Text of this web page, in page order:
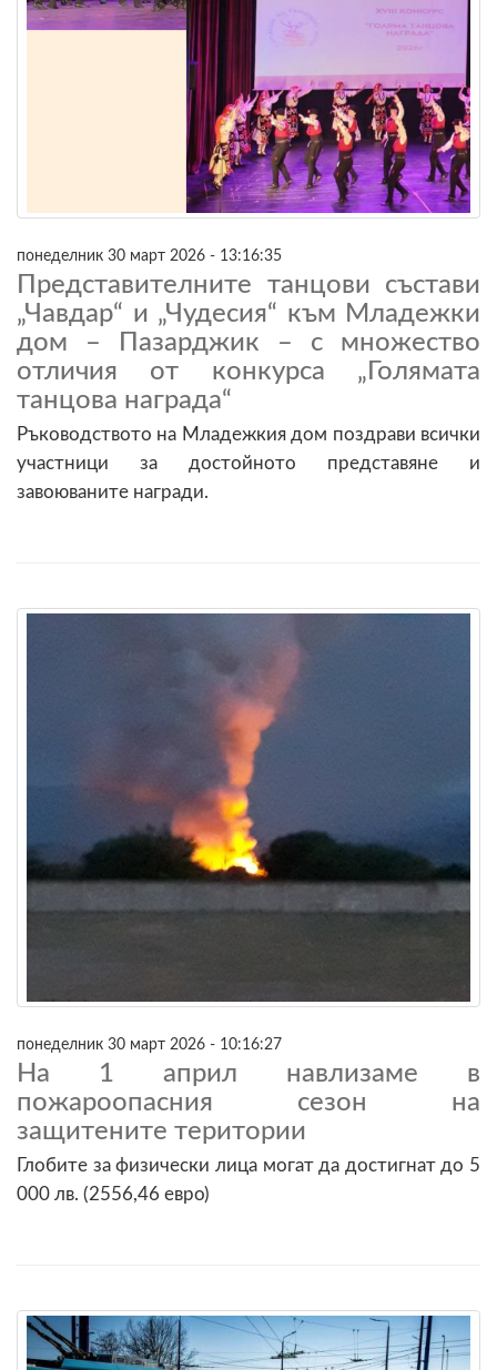
понеделник 30 март 2026 - 13:16:35
Представителните танцови състави
„Чавдар“ и „Чудесия“ към Младежки
дом – Пазарджик – с множество
отличия от конкурса „Голямата
танцова награда“
Ръководството на Младежкия дом поздрави всички
участници за достойното представяне и
завоюваните награди.
понеделник 30 март 2026 - 10:16:27
На 1 април навлизаме в
пожароопасния сезон на
защитените територии
Глобите за физически лица могат да достигнат до 5
000 лв. (2556,46 евро)